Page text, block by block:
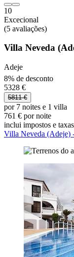
10
Excecional
(5 avaliações)
Villa Neveda
Adeje
8% de desconto
5328 €
5811 €
por 7 noites e 1 villa
761 € por noite
inclui impostos e taxas
Villa Neveda (Adeje)